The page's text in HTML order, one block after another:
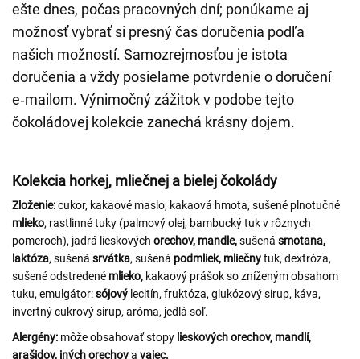
ešte dnes, počas pracovných dní; ponúkame aj
možnosť vybrať si presný čas doručenia podľa
našich možností. Samozrejmosťou je istota
doručenia a vždy posielame potvrdenie o doručení
e‑mailom. Výnimočný zážitok v podobe tejto
čokoládovej kolekcie zanechá krásny dojem.
Kolekcia horkej, mliečnej a bielej čokolády
Zloženie:cukor, kakaové maslo, kakaová hmota, sušené plnotučné
mlieko, rastlinné tuky (palmový olej, bambucký tuk v rôznych
pomeroch), jadrá lieskových orechov, mandle,sušená smotana,
laktóza, sušená srvátka, sušená podmliek, mliečnytuk, dextróza,
sušené odstredené mlieko, kakaový prášok so zníženým obsahom
tuku, emulgátor:sójový lecitín, fruktóza, glukózový sirup, káva,
invertný cukrový sirup, aróma, jedlá soľ.
Alergény: môže obsahovať stopy lieskových orechov, mandlí,
arašidov, iných orechova vajec.